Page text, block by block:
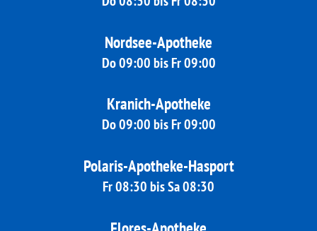
Nordsee-Apotheke
Do 09:00 bis Fr 09:00
Kranich-Apotheke
Do 09:00 bis Fr 09:00
Polaris-Apotheke-Hasport
Fr 08:30 bis Sa 08:30